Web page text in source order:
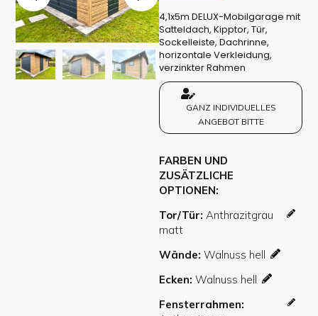
4,1x5m DELUX-Mobilgarage mit
Satteldach, Kipptor, Tür,
Sockelleiste, Dachrinne,
horizontale Verkleidung,
verzinkter Rahmen
GANZ INDIVIDUELLES
ANGEBOT BITTE
FARBEN UND
ZUSÄTZLICHE
OPTIONEN
Tor/Tür
Wände
Ecken
Fensterrahmen